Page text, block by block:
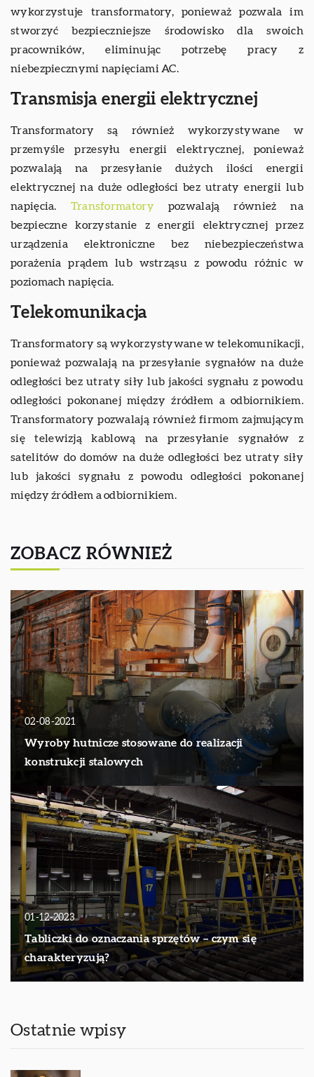
wykorzystuje transformatory, ponieważ pozwala im
stworzyć bezpieczniejsze środowisko dla swoich
pracowników, eliminując potrzebę pracy z
niebezpiecznymi napięciami AC.
Transmisja energii elektrycznej
Transformatory są również wykorzystywane w
przemyśle przesyłu energii elektrycznej, ponieważ
pozwalają na przesyłanie dużych ilości energii
elektrycznej na duże odległości bez utraty energii lub
napięcia. Transformatorypozwalają również na
bezpieczne korzystanie z energii elektrycznej przez
urządzenia elektroniczne bez niebezpieczeństwa
porażenia prądem lub wstrząsu z powodu różnic w
poziomach napięcia.
Telekomunikacja
Transformatory są wykorzystywane w telekomunikacji,
ponieważ pozwalają na przesyłanie sygnałów na duże
odległości bez utraty siły lub jakości sygnału z powodu
odległości pokonanej między źródłem a odbiornikiem.
Transformatory pozwalają również firmom zajmującym
się telewizją kablową na przesyłanie sygnałów z
satelitów do domów na duże odległości bez utraty siły
lub jakości sygnału z powodu odległości pokonanej
między źródłem a odbiornikiem.
ZOBACZ RÓWNIEŻ
02-08-2021
Wyroby hutnicze stosowane do realizacji
konstrukcji stalowych
01-12-2023
Tabliczki do oznaczania sprzętów – czym się
charakteryzują?
Ostatnie wpisy